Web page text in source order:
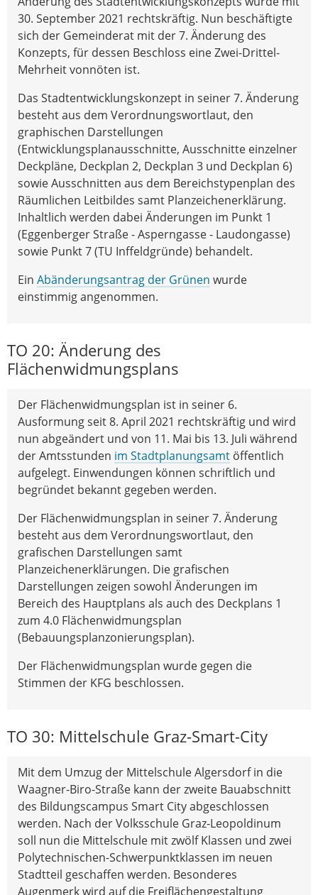
30. September 2021 rechtskräftig. Nun beschäftigte
sich der Gemeinderat mit der 7. Änderung des
Konzepts, für dessen Beschloss eine Zwei-Drittel-
Mehrheit vonnöten ist.
Das Stadtentwicklungskonzept in seiner 7. Änderung
besteht aus dem Verordnungswortlaut, den
graphischen Darstellungen
(Entwicklungsplanausschnitte, Ausschnitte einzelner
Deckpläne, Deckplan 2, Deckplan 3 und Deckplan 6)
sowie Ausschnitten aus dem Bereichstypenplan des
Räumlichen Leitbildes samt Planzeichenerklärung.
Inhaltlich werden dabei Änderungen im Punkt 1
(Eggenberger Straße - Asperngasse - Laudongasse)
sowie Punkt 7 (TU Inffeldgründe) behandelt.
Ein Abänderungsantrag der Grünen wurde
einstimmig angenommen.
TO 20: Änderung des
Flächenwidmungsplans
Der Flächenwidmungsplan ist in seiner 6.
Ausformung seit 8. April 2021 rechtskräftig und wird
nun abgeändert und von 11. Mai bis 13. Juli während
der Amtsstunden im Stadtplanungsamt öffentlich
aufgelegt. Einwendungen können schriftlich und
begründet bekannt gegeben werden.
Der Flächenwidmungsplan in seiner 7. Änderung
besteht aus dem Verordnungswortlaut, den
grafischen Darstellungen samt
Planzeichenerklärungen. Die grafischen
Darstellungen zeigen sowohl Änderungen im
Bereich des Hauptplans als auch des Deckplans 1
zum 4.0 Flächenwidmungsplan
(Bebauungsplanzonierungsplan).
Der Flächenwidmungsplan wurde gegen die
Stimmen der KFG beschlossen.
TO 30: Mittelschule Graz-Smart-City
Mit dem Umzug der Mittelschule Algersdorf in die
Waagner-Biro-Straße kann der zweite Bauabschnitt
des Bildungscampus Smart City abgeschlossen
werden. Nach der Volksschule Graz-Leopoldinum
soll nun die Mittelschule mit zwölf Klassen und zwei
Polytechnischen-Schwerpunktklassen im neuen
Stadtteil geschaffen werden. Besonderes
Augenmerk wird auf die Freiflächengestaltung